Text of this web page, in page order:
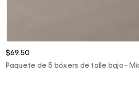
$69.50
Paquete de 5 bóxers de talle bajo -